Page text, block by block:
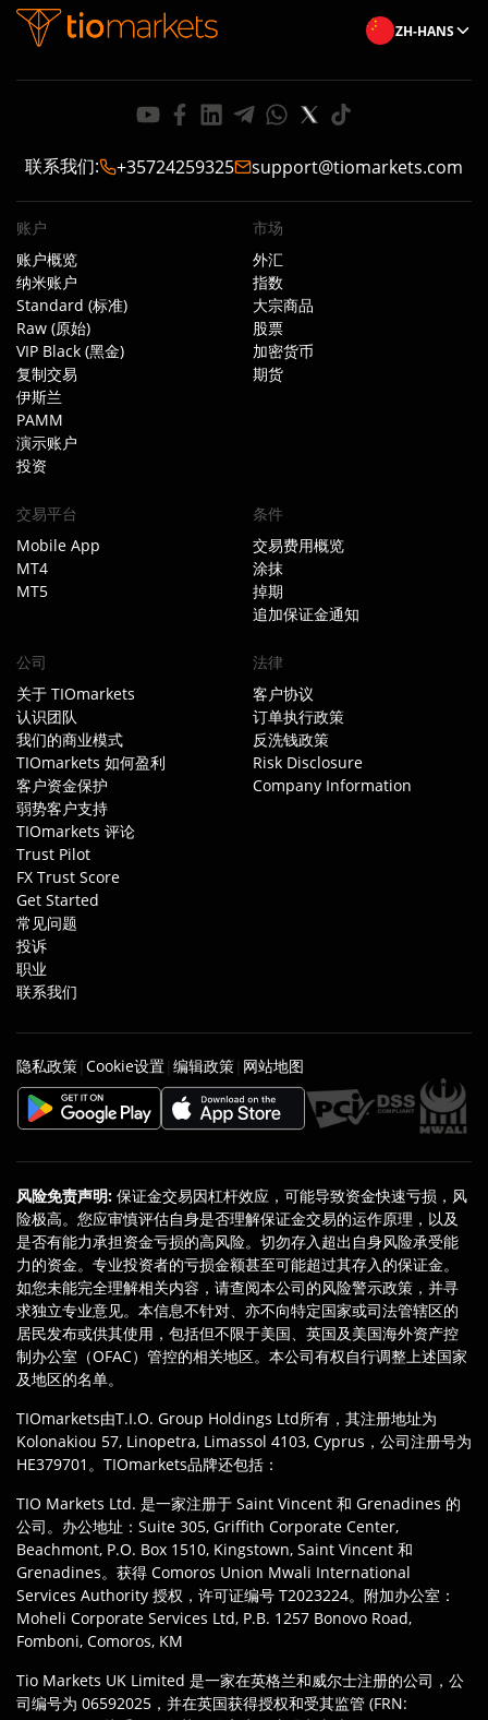
ZH-HANS
联系我们: +35724259325 support@tiomarkets.com
账户
账户概览
纳米账户
Standard (标准)
Raw (原始)
VIP Black (黑金)
复制交易
伊斯兰
PAMM
演示账户
投资
市场
外汇
指数
大宗商品
股票
加密货币
期货
交易平台
Mobile App
MT4
MT5
条件
交易费用概览
涂抹
掉期
追加保证金通知
公司
关于 TIOmarkets
认识团队
我们的商业模式
TIOmarkets 如何盈利
客户资金保护
弱势客户支持
TIOmarkets 评论
Trust Pilot
FX Trust Score
Get Started
常见问题
投诉
职业
联系我们
法律
客户协议
订单执行政策
反洗钱政策
Risk Disclosure
Company Information
隐私政策| Cookie设置| 编辑政策| 网站地图
风险免责声明: 保证金交易因杠杆效应，可能导致资金快速亏损，风
险极高。您应审慎评估自身是否理解保证金交易的运作原理，以及
是否有能力承担资金亏损的高风险。切勿存入超出自身风险承受能
力的资金。专业投资者的亏损金额甚至可能超过其存入的保证金。
如您未能完全理解相关内容，请查阅本公司的风险警示政策，并寻
求独立专业意见。本信息不针对、亦不向特定国家或司法管辖区的
居民发布或供其使用，包括但不限于美国、英国及美国海外资产控
制办公室（OFAC）管控的相关地区。本公司有权自行调整上述国家
及地区的名单。
TIOmarkets由T.I.O. Group Holdings Ltd所有，其注册地址为
Kolonakiou 57, Linopetra, Limassol 4103, Cyprus，公司注册号为
HE379701。TIOmarkets品牌还包括：
TIO Markets Ltd. 是一家注册于 Saint Vincent 和 Grenadines 的
公司。办公地址：Suite 305, Griffith Corporate Center,
Beachmont, P.O. Box 1510, Kingstown, Saint Vincent 和
Grenadines。获得 Comoros Union Mwali International
Services Authority 授权，许可证编号 T2023224。附加办公室：
Moheli Corporate Services Ltd, P.B. 1257 Bonovo Road,
Fomboni, Comoros, KM
Tio Markets UK Limited 是一家在英格兰和威尔士注册的公司，公
司编号为 06592025，并在英国获得授权和受其监管 (FRN: